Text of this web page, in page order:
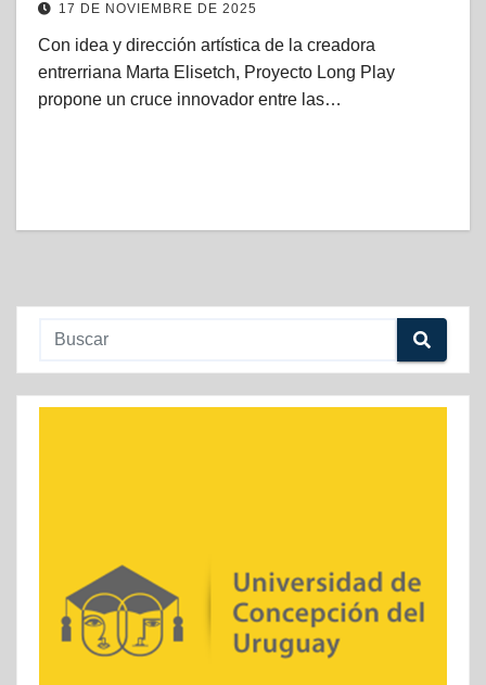
17 DE NOVIEMBRE DE 2025
Con idea y dirección artística de la creadora
entrerriana Marta Elisetch, Proyecto Long Play
propone un cruce innovador entre las…